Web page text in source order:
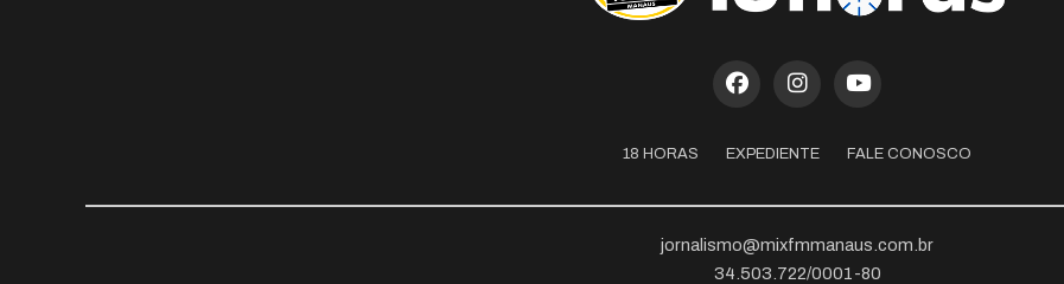
18 HORAS EXPEDIENTE FALE CONOSCO
jornalismo@mixfmmanaus.com.br
34.503.722/0001-80